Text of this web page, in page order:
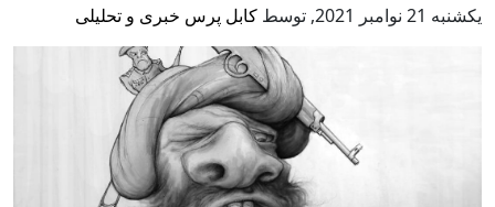
يكشنبه 21 نوامبر 2021 , توسط کابل پرس خبری و تحلیلی